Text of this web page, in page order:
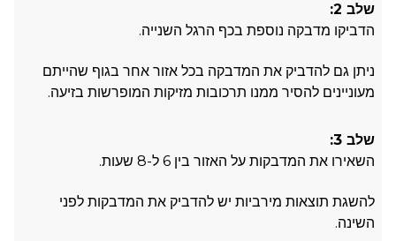
שלב 2:
הדביקו מדבקה נוספת בכף הרגל השנייה.
ניתן גם להדביק את המדבקה בכל אזור אחר בגוף שהייתם
מעוניינים להסיר ממנו תרכובות מזיקות המופרשות בזיעה.
שלב 3:
השאירו את המדבקות על האזור בין 6 ל-8 שעות.
להשגת תוצאות מירביות יש להדביק את המדבקות לפני
השינה.